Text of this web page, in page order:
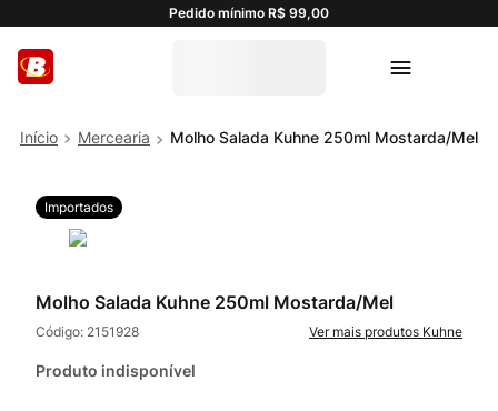
Pedido mínimo R$ 99,00
Mercearia Molho Salada Kuhne 250ml Mostarda/Mel
Importados
Molho Salada Kuhne 250ml Mostarda/Mel
Código: 2151928 Kuhne
Produto indisponível